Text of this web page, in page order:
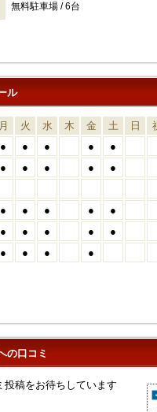
無料駐車場 / 6台
ル
月 火 水 木 金 土 日
● ● ● ●
●
● ● ● ●
●
● ● ● ●
●
● ● ● ●
●
● ● ● ●
の口コミ
投稿をお待ちしています